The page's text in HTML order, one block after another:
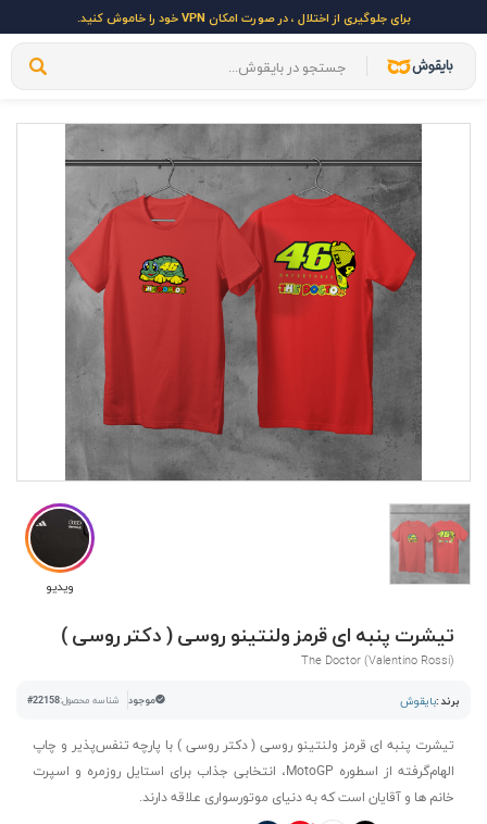
برای جلوگیری از اختلال ، در صورت امکان VPN خود را خاموش کنید.
ویدیو
تیشرت پنبه ای قرمز ولنتینو روسی ( دکتر روسی )
The Doctor (Valentino Rossi)
برند :بایقوش موجود شناسه محصول:#22158
تیشرت پنبه ای قرمز ولنتینو روسی ( دکتر روسی ) با پارچه تنفس‌پذیر و چاپ
الهام‌گرفته از اسطوره MotoGP، انتخابی جذاب برای استایل روزمره و اسپرت
خانم ها و آقایان است که به دنیای موتورسواری علاقه دارند.